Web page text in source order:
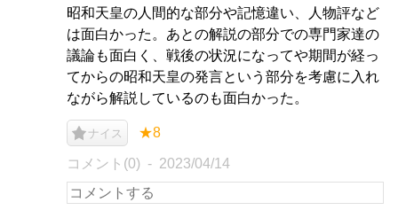
昭和天皇の人間的な部分や記憶違い、人物評など
は面白かった。あとの解説の部分での専門家達の
議論も面白く、戦後の状況になってや期間が経っ
てからの昭和天皇の発言という部分を考慮に入れ
ながら解説しているのも面白かった。
ナイス ★8
コメント(0) 2023/04/14